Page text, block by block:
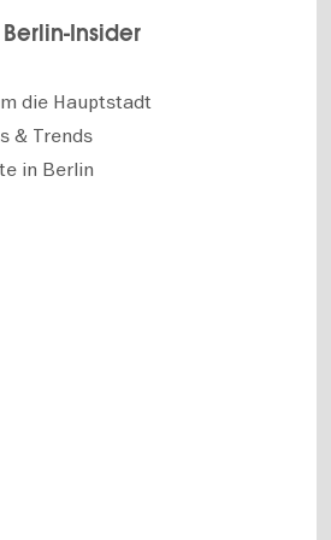
Insider
die Hauptstadt
& Trends
in Berlin